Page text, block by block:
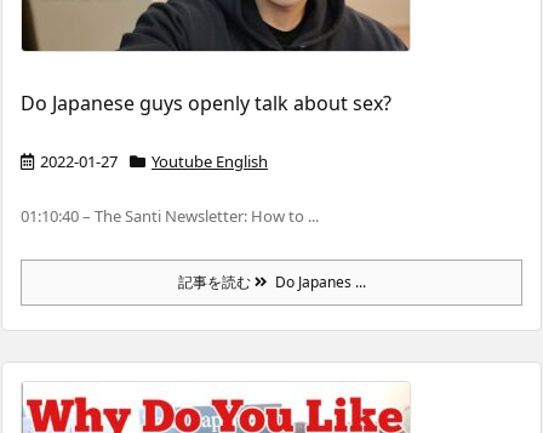
Do Japanese guys openly talk about sex?
2022-01-27 Youtube English
01:10:40 – The Santi Newsletter: How to ...
記事を読む Do Japanes ...